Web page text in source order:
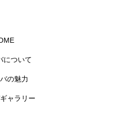
について
の魅力
ャラリー